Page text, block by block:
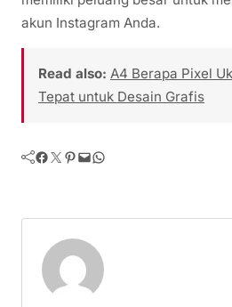
akun Instagram Anda.
Read also: A4 Berapa Pixel
Tepat untuk Desain Grafis
Facebook Twitter Pinterest Mail WhatsApp